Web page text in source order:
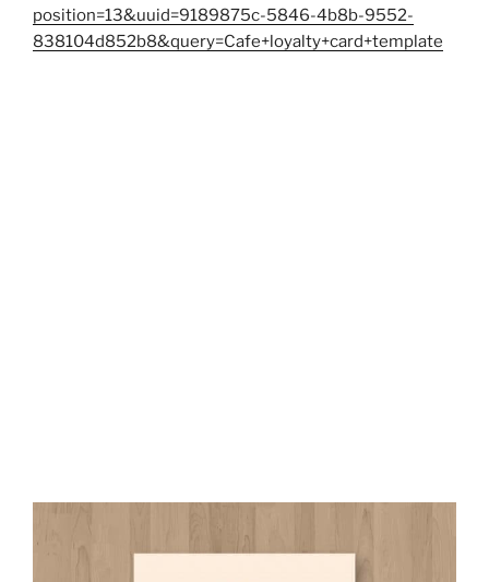
position=13&uuid=9189875c-5846-4b8b-9552-
838104d852b8&query=Cafe+loyalty+card+template